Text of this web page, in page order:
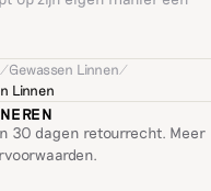
/Gewassen Linnen/
Linnen
30 dagen retourrecht. Meer
.